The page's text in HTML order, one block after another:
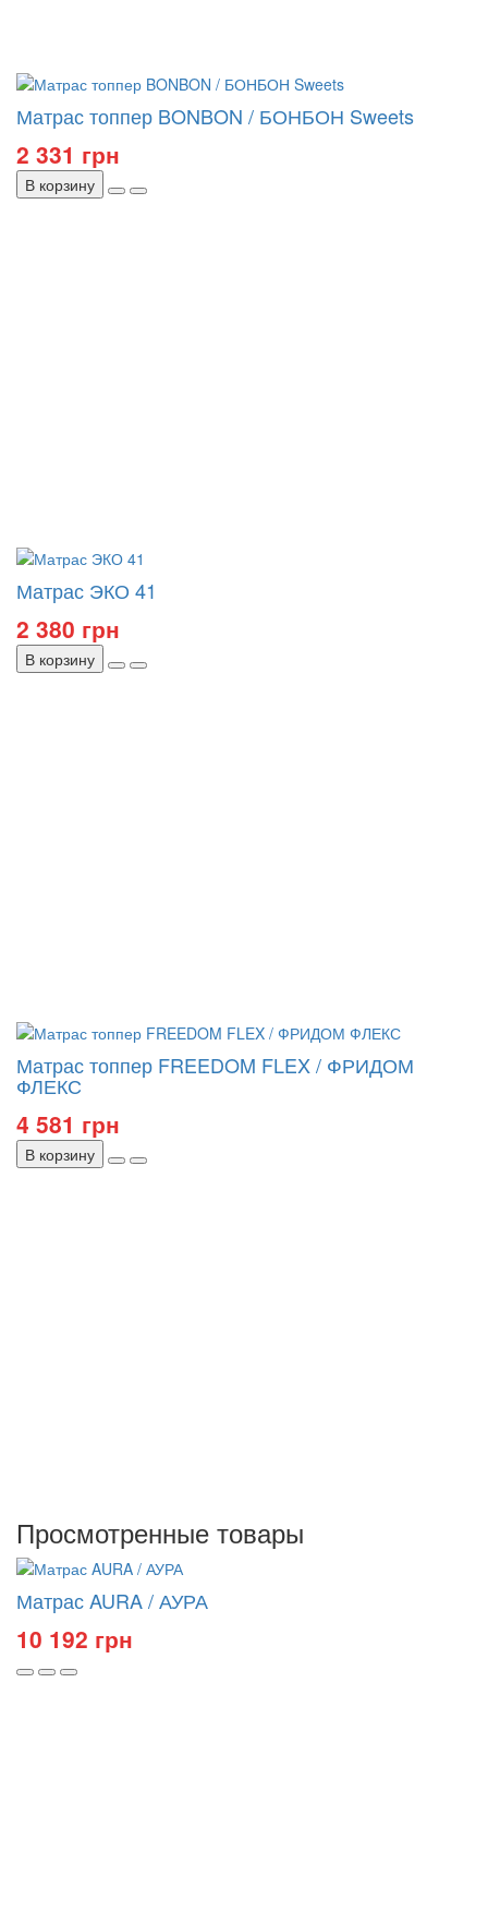
Матрас топпер BONBON / БОНБОН Sweets
2 331 грн
В корзину
Матрас ЭКО 41
2 380 грн
В корзину
Матрас топпер FREEDOM FLEX / ФРИДОМ
ФЛЕКС
4 581 грн
В корзину
Просмотренные товары
Матрас AURA / АУРА
10 192 грн